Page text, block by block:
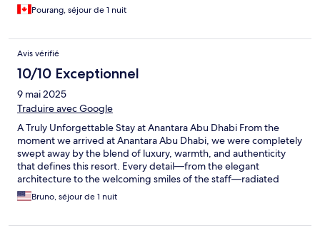
Pourang, séjour de 1 nuit
Avis vérifié
10/10 Exceptionnel
9 mai 2025
Traduire avec Google
A Truly Unforgettable Stay at Anantara Abu Dhabi From the
moment we arrived at Anantara Abu Dhabi, we were completely
swept away by the blend of luxury, warmth, and authenticity
that defines this resort. Every detail—from the elegant
architecture to the welcoming smiles of the staff—radiated
hospitality at its finest. Our room was immaculate, beautifully
designed with stunning views of the surrounding landscape.
Bruno, séjour de 1 nuit